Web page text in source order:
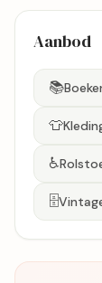
Aanbod
📚
👕
♿
🗄️